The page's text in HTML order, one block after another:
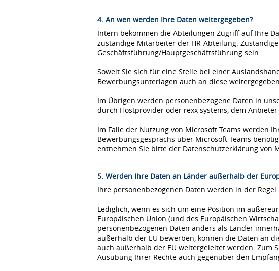
4. An wen werden Ihre Daten weitergegeben?
Intern bekommen die Abteilungen Zugriff auf Ihre
zuständige Mitarbeiter der HR-Abteilung.
Geschäftsführung/Hauptgeschäftsführung sein.
Soweit Sie sich für eine Stelle bei einer
Bewerbungsunterlagen auch an diese
Im Übrigen werden personenbezogene Daten in
durch Hostprovider oder rexx systems, dem
Im Falle der Nutzung von Microsoft Teams werden
Bewerbungsgesprächs über Microsoft Teams
entnehmen Sie bitte der Datenschutzerklärung von
5. Werden Ihre Daten an Länder außerhalb der
Ihre personenbezogenen Daten werden in der
Lediglich, wenn es sich um eine Position im
Europäischen Union (und des Europäischen
personenbezogenen Daten anders als Länder
außerhalb der EU bewerben, können die Daten an
auch außerhalb der EU weitergeleitet werden. Zum
Ausübung Ihrer Rechte auch gegenüber den